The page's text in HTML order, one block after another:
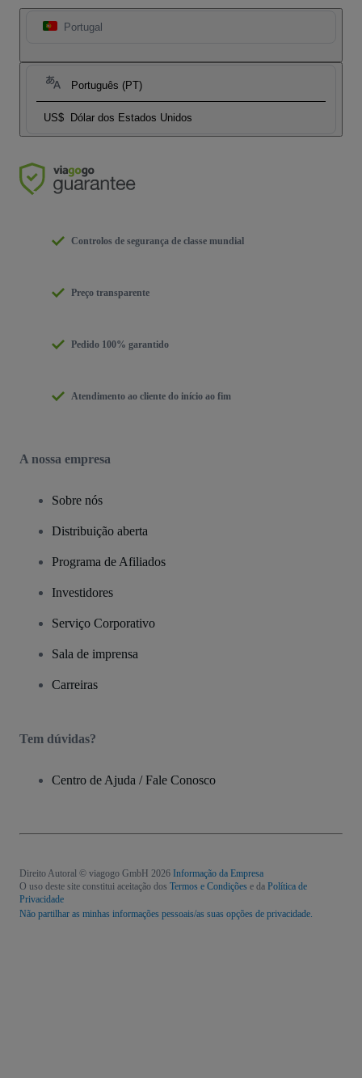
Portugal
Português (PT)
US$ Dólar dos Estados Unidos
Controlos de segurança de classe mundial
Preço transparente
Pedido 100% garantido
Atendimento ao cliente do início ao fim
A nossa empresa
Sobre nós
Distribuição aberta
Programa de Afiliados
Investidores
Serviço Corporativo
Sala de imprensa
Carreiras
Tem dúvidas?
Centro de Ajuda / Fale Conosco
Direito Autoral © viagogo GmbH 2026 Informação da Empresa
O uso deste site constitui aceitação dos Termos e Condições e da Política de
Privacidade
Não partilhar as minhas informações pessoais/as suas opções de privacidade.